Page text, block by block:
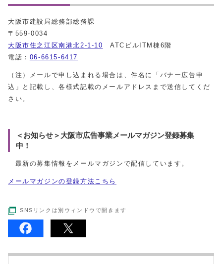
大阪市建設局総務部総務課
〒559‐0034
大阪市住之江区南港北2-1-10
ATCビルITM棟6階
電話： 06-6615-6417
（注）メールで申し込まれる場合は、件名に「バナー広告申
込」と記載し、各様式記載のメールアドレスまで送信してくだ
さい。
＜お知らせ＞大阪市広告事業メールマガジン登録募集
中！
最新の募集情報をメールマガジンで配信しています。
メールマガジンの登録方法こちら
SNSリンクは別ウィンドウで開きます